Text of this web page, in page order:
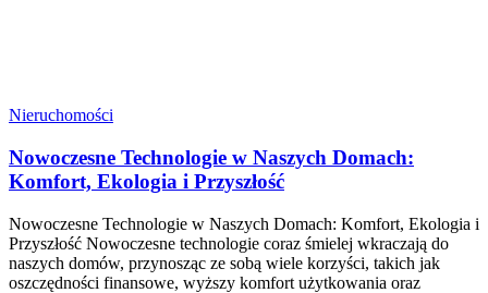
Nieruchomości
Nowoczesne Technologie w Naszych Domach:
Komfort, Ekologia i Przyszłość
Nowoczesne Technologie w Naszych Domach: Komfort, Ekologia i
Przyszłość Nowoczesne technologie coraz śmielej wkraczają do
naszych domów, przynosząc ze sobą wiele korzyści, takich jak
oszczędności finansowe, wyższy komfort użytkowania oraz